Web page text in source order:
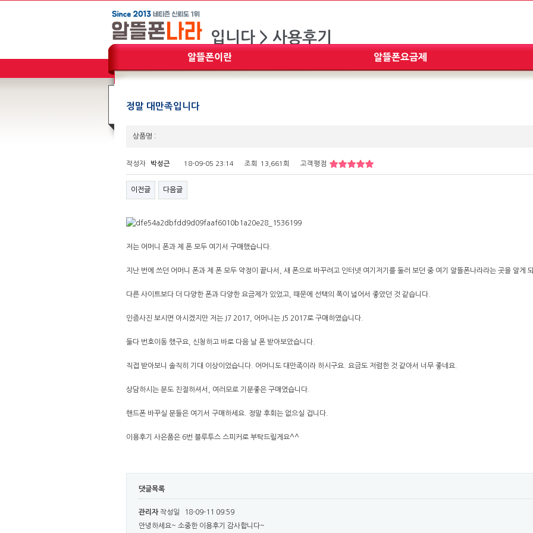
정말 대만족입니다
상품명 :
작성자 박성근 18-09-05 23:14 조회 13,661회 고객평점
이전글 다음글
저는 어머니 폰과 제 폰 모두 여기서 구매했습니다.
지난 번에 쓰던 어머니 폰과 제 폰 모두 약정이 끝나서, 새 폰으로 바꾸려고 인터넷 여기저기를 둘러 보던 중 여기 알뜰폰나라라는 곳을 알게
다른 사이트보다 더 다양한 폰과 다양한 요금제가 있었고, 때문에 선택의 폭이 넓어서 좋았던 것 같습니다.
인증사진 보시면 아시겠지만 저는 J7 2017, 어머니는 J5 2017로 구매하였습니다.
둘다 번호이동 했구요, 신청하고 바로 다음 날 폰 받아보았습니다.
직접 받아보니 솔직히 기대 이상이었습니다. 어머니도 대만족이라 하시구요. 요금도 저렴한 것 같아서 너무 좋네요.
상담하시는 분도 친절하셔서, 여러모로 기분좋은 구매였습니다.
핸드폰 바꾸실 분들은 여기서 구매하세요. 정말 후회는 없으실 겁니다.
이용후기 사은품은 6번 블루투스 스피커로 부탁드릴게요^^
댓글목록
관리자작성일
18-09-11 09:59
안녕하세요~ 소중한 이용후기 감사합니다~